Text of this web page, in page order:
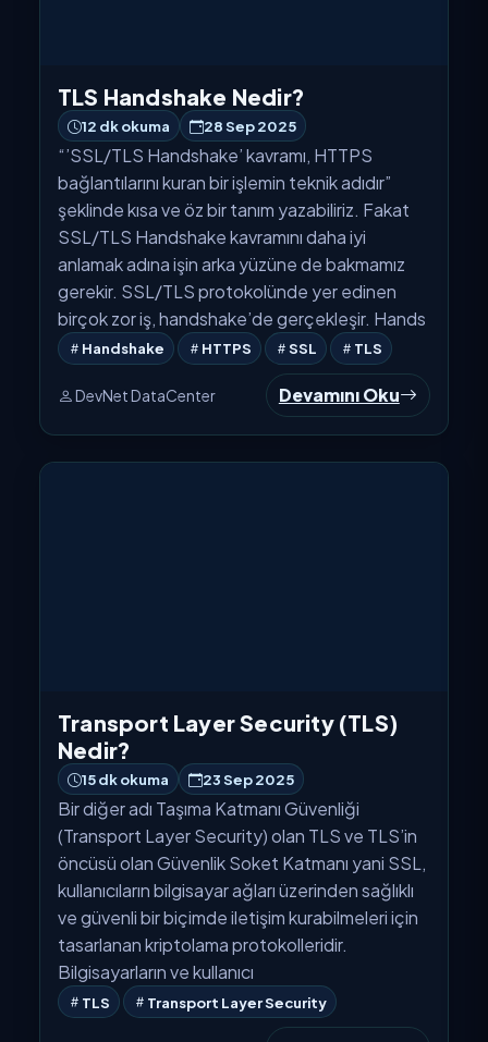
TLS Handshake Nedir?
12 dk okuma 28 Sep 2025
“’SSL/TLS Handshake’ kavramı, HTTPS
bağlantılarını kuran bir işlemin teknik adıdır”
şeklinde kısa ve öz bir tanım yazabiliriz. Fakat
SSL/TLS Handshake kavramını daha iyi
anlamak adına işin arka yüzüne de bakmamız
gerekir. SSL/TLS protokolünde yer edinen
birçok zor iş, handshake’de gerçekleşir. Hands
Handshake HTTPS SSL TLS
DevNet DataCenter Devamını Oku
Transport Layer Security (TLS)
Nedir?
15 dk okuma 23 Sep 2025
Bir diğer adı Taşıma Katmanı Güvenliği
(Transport Layer Security) olan TLS ve TLS’in
öncüsü olan Güvenlik Soket Katmanı yani SSL,
kullanıcıların bilgisayar ağları üzerinden sağlıklı
ve güvenli bir biçimde iletişim kurabilmeleri için
tasarlanan kriptolama protokolleridir.